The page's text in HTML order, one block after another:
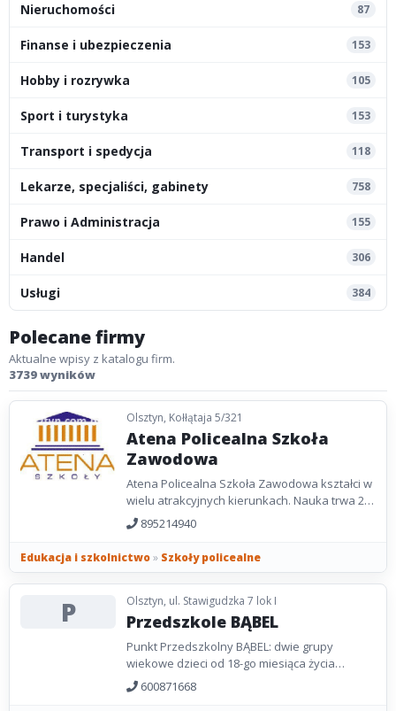
Nieruchomości 87
Finanse i ubezpieczenia 153
Hobby i rozrywka 105
Sport i turystyka 153
Transport i spedycja 118
Lekarze, specjaliści, gabinety 758
Prawo i Administracja 155
Handel 306
Usługi 384
Polecane firmy
Aktualne wpisy z katalogu firm.
3739 wyników
Olsztyn, Kołłątaja 5/321
Atena Policealna Szkoła
Zawodowa
Atena Policealna Szkoła Zawodowa kształci w
wielu atrakcyjnych kierunkach. Nauka trwa 2
lata. Podstawa przyjęcia jest świadectwo
ukończenia...
895214940
Edukacja i szkolnictwo» Szkoły policealne
P Olsztyn, ul. Stawigudzka 7 lok I
Przedszkole BĄBEL
Punkt Przedszkolny BĄBEL: dwie grupy
wiekowe dzieci od 18-go miesiąca życia
czynne 6:30-18:00 od poniedziałku do piątku
nauka poprzez...
600871668